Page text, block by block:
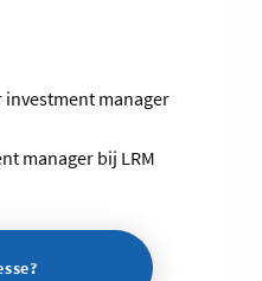
investment manager
manager bij LRM